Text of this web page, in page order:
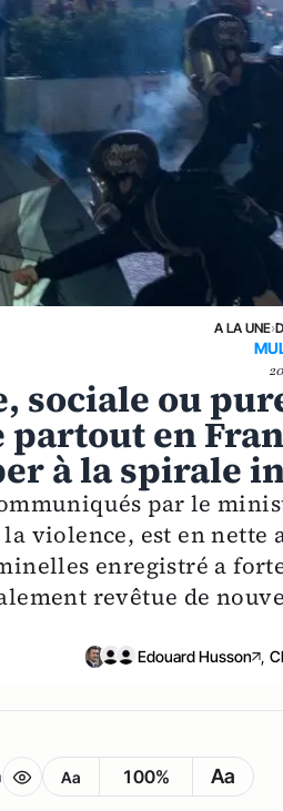
A LA UNE›
sociale ou
partout en
à la spirale
par le
violence, est en nette
enregistré a
revêtue de
Edouard Husson ,
Aa 100% Aa